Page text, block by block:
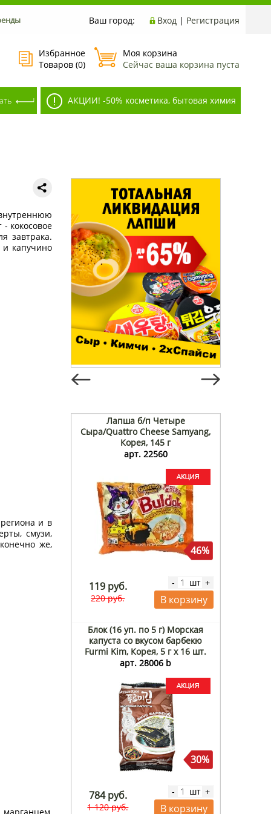
Ваш город: Вход | Регистрация
Избранное
Товаров (0)
Моя корзина
Сейчас ваша корзина пуста
АКЦИИ! -50% косметика, бытовая химия
кокосовое
завтрака.
и капучино
и в
смузи,
же,
Лапша б/п Четыре
Сыра/Quattro Cheese Samyang,
Корея, 145 г
арт. 22560
46%
119 руб.
220 руб.
- шт +
В корзину
Блок (16 уп. по 5 г) Морская
капуста со вкусом барбекю
Furmi Kim, Корея, 5 г х 16 шт.
арт. 28006 b
30%
784 руб.
1 120 руб.
- шт +
В корзину